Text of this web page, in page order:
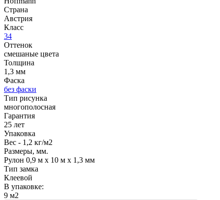
Страна
Австрия
Класс
34
Оттенок
смешаные цвета
Толщина
1,3 мм
Фаска
без фаски
Тип рисунка
многополосная
Гарантия
25 лет
Упаковка
Вес - 1,2 кг/м2
Размеры, мм.
Рулон 0,9 м х 10 м х 1,3 мм
Тип замка
Клеевой
В упаковке:
9 м2